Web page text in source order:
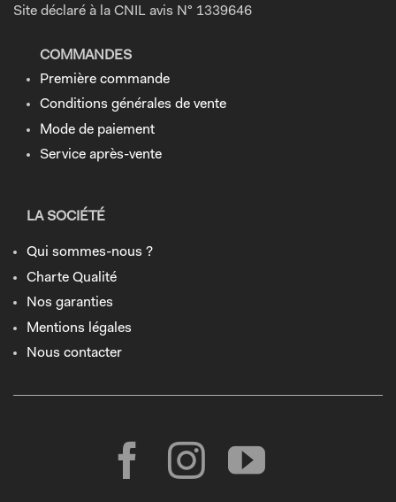
Site déclaré à la CNIL avis N° 1339646
COMMANDES
Première commande
Conditions générales de vente
Mode de paiement
Service après-vente
LA SOCIÉTÉ
Qui sommes-nous ?
Charte Qualité
Nos garanties
Mentions légales
Nous contacter